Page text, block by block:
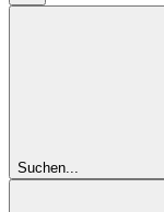
Suchen...